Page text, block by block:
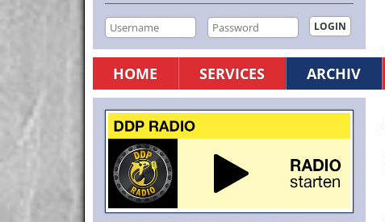
HOME SERVICES ARCHIV